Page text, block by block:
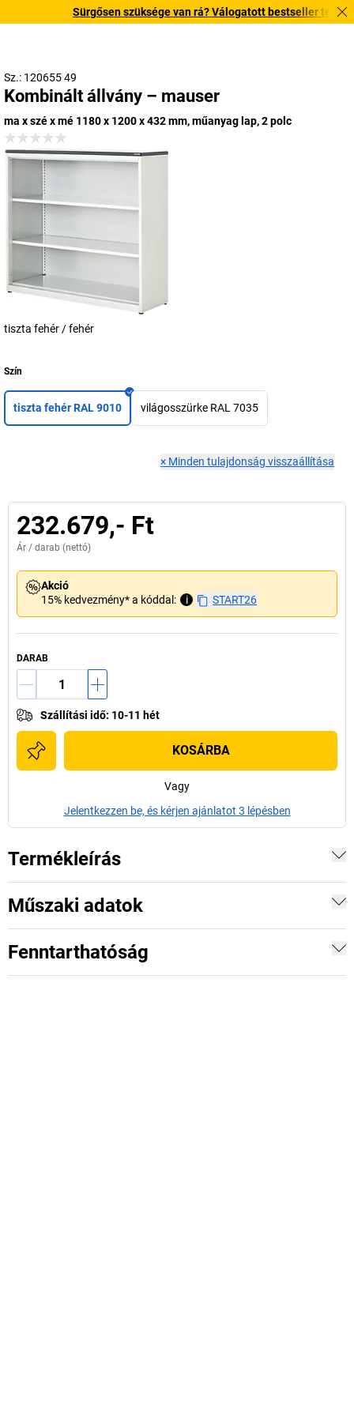
Sürgősen szüksége van rá? Válogatott bestseller
Sz.: 120655 49
Kombinált állvány – mauser
ma x szé x mé 1180 x 1200 x 432 mm, műanyag lap, 2 polc
tiszta fehér / fehér
Szín
tiszta fehér RAL 9010 világosszürke RAL 7035
× Minden tulajdonság visszaállítása
232.679,- Ft
Ár / darab (nettó)
Akció
15% kedvezmény* a kóddal:
i START26
DARAB
Szállítási idő: 10-11 hét
KOSÁRBA
Vagy
Jelentkezzen be, és kérjen ajánlatot 3 lépésben
Termékleírás
Műszaki adatok
Fenntarthatóság